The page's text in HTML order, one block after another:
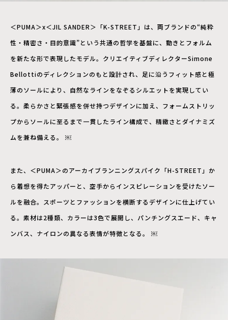
＜PUMA＞x＜JIL SANDER＞「K-STREET」は、両ブランドの“純粋
性・精密さ・目的意識”という共通の哲学を基盤に、動きとフォルム
を新たな形で表現したモデル。クリエイティブディレクターSimone
Bellottiのディレクションのもと設計され、足に沿うフィット感と極
薄のソールにより、自然なラインをなぞるシルエットを実現してい
る。柔らかさと緊張感を併せ持つデザインに加え、フォームストリッ
プからソールに至るまで一貫したライン構成で、精緻さとダイナミズ
ムを兼ね備える。 ￼
また、＜PUMA＞のアーカイブランニングスパイク「H-STREET」か
ら着想を得たアッパーと、空手からインスピレーションを受けたソー
ルを融合。スポーツとファッションを横断するデザインに仕上げてい
る。素材は2種類、カラーは3色で展開し、パンチングスエード、キャ
ンバス、ナイロンの異なる表情が特徴となる。 ￼